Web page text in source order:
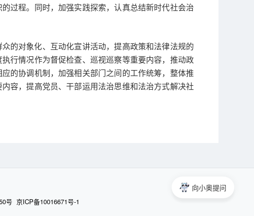
过程。同时，加强实践探索，认真总结新时代社会治
的对象化、互动化宣讲活动，提高政策和法律法规的
行情况作为督促检查、巡视巡察等重要内容，推动政
的协调机制，加强相关部门之间的工作统筹，整体推
容，提高党员、干部运用法治思维和法治方式解决社
号 京ICP备10016671号-1
向小奥提问